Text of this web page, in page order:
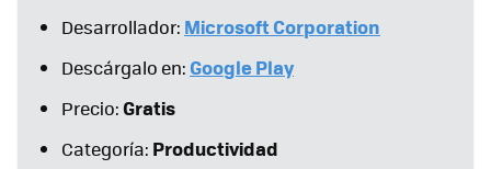
Desarrollador: Microsoft Corporation
Descárgalo en: Google Play
Precio:Gratis
Categoría: Productividad